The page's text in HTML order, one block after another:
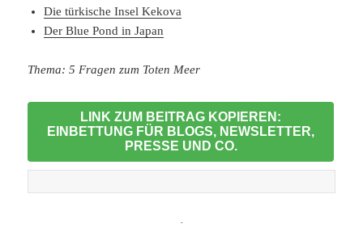
Die türkische Insel Kekova
Der Blue Pond in Japan
Thema: 5 Fragen zum Toten Meer
LINK ZUM BEITRAG KOPIEREN:
EINBETTUNG FÜR BLOGS, NEWSLETTER,
PRESSE UND CO.
-